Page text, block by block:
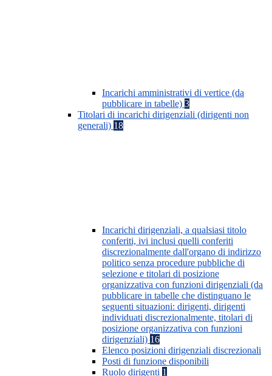
Incarichi amministrativi di vertice (da
pubblicare in tabelle) 3
Titolari di incarichi dirigenziali (dirigenti non
generali) 18
Incarichi dirigenziali, a qualsiasi titolo
conferiti, ivi inclusi quelli conferiti
discrezionalmente dall'organo di indirizzo
politico senza procedure pubbliche di
selezione e titolari di posizione
organizzativa con funzioni dirigenziali (da
pubblicare in tabelle che distinguano le
seguenti situazioni: dirigenti, dirigenti
individuati discrezionalmente, titolari di
posizione organizzativa con funzioni
dirigenziali) 16
Elenco posizioni dirigenziali discrezionali
Posti di funzione disponibili
Ruolo dirigenti 1